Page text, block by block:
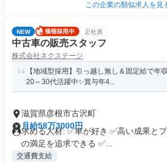
この企業の類似求人を見
NEW 正社員
中古車の販売スタッフ
株式会社ネクステージ
【地域型採用】引っ越し無し＆固定給で年
20～30代活躍中✨賞与年4...
滋賀県彦根市古沢町
月給58万3000円
求める人材: ✅車が好き ✅高い成果と
の満足を追求できる ✅...
交通費支給